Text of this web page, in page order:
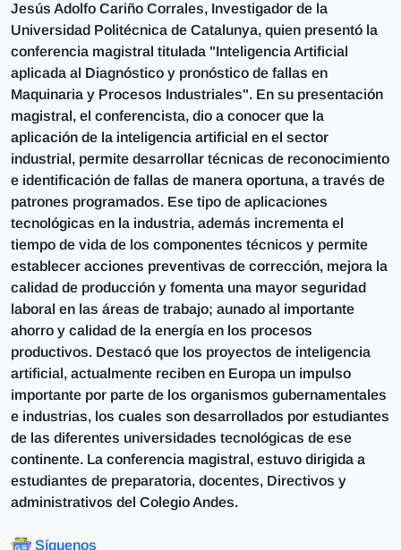
Jesús Adolfo Cariño Corrales, Investigador de la
Universidad Politécnica de Catalunya, quien presentó la
conferencia magistral titulada "Inteligencia Artificial
aplicada al Diagnóstico y pronóstico de fallas en
Maquinaria y Procesos Industriales". En su presentación
magistral, el conferencista, dio a conocer que la
aplicación de la inteligencia artificial en el sector
industrial, permite desarrollar técnicas de reconocimiento
e identificación de fallas de manera oportuna, a través de
patrones programados. Ese tipo de aplicaciones
tecnológicas en la industria, además incrementa el
tiempo de vida de los componentes técnicos y permite
establecer acciones preventivas de corrección, mejora la
calidad de producción y fomenta una mayor seguridad
laboral en las áreas de trabajo; aunado al importante
ahorro y calidad de la energía en los procesos
productivos. Destacó que los proyectos de inteligencia
artificial, actualmente reciben en Europa un impulso
importante por parte de los organismos gubernamentales
e industrias, los cuales son desarrollados por estudiantes
de las diferentes universidades tecnológicas de ese
continente. La conferencia magistral, estuvo dirigida a
estudiantes de preparatoria, docentes, Directivos y
administrativos del Colegio Andes.
Síguenos